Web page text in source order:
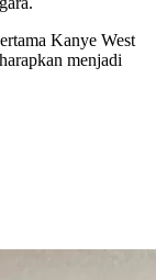
Kanye West
menjadi